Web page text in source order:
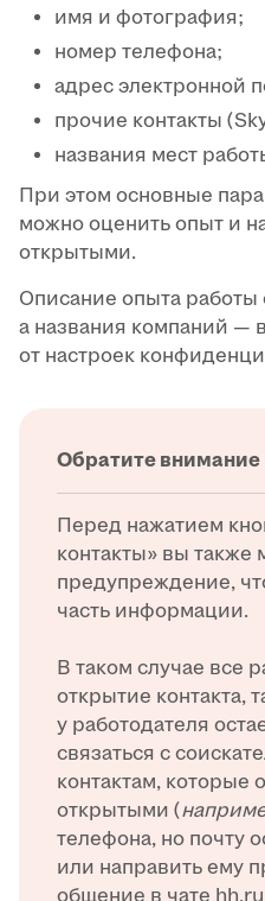
имя и фотография;
номер телефона;
адрес электронной
прочие контакты
названия мест
При этом основные
можно оценить опыт и
открытыми.
Описание опыта работы
а названия компаний —
от настроек
Обратите внимание
Перед нажатием
контакты» вы также
предупреждение,
часть информации.
В таком случае все
открытие контакта,
у работодателя
связаться с
контактам, которые
открытыми (
телефона, но почту
или направить ему
общение в чате